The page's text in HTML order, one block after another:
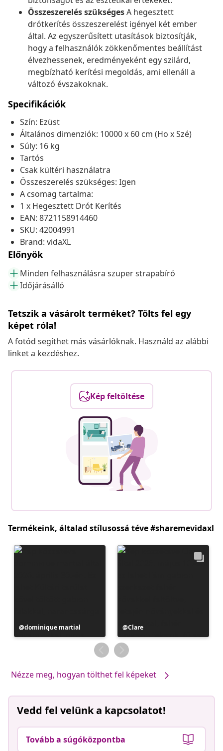
Összeszerelés szükségesA hegesztett
drótkerítés összeszerelést igényel két ember
által. Az egyszerűsített utasítások biztosítják,
hogy a felhasználók zökkenőmentes beállítást
élvezhessenek, eredményeként egy szilárd,
megbízható kerítési megoldás, ami ellenáll a
változó évszakoknak.
Specifikációk
Szín: Ezüst
Általános dimenziók: 10000 x 60 cm (Ho x Szé)
Súly: 16 kg
Tartós
Csak kültéri használatra
Összeszerelés szükséges: Igen
A csomag tartalma:
1 x Hegesztett Drót Kerítés
EAN: 8721158914460
SKU: 42004991
Brand: vidaXL
Előnyök
Minden felhasználásra szuper strapabíró
Időjárásálló
Tetszik a vásárolt terméket? Tölts fel egy
képet róla!
A fotód segíthet más vásárlóknak. Használd az alábbi
linket a kezdéshez.
Kép feltöltése
Termékeink, általad stílusossá téve #sharemevidaxl
Bejegyzés
közzétevője
dominique martial
Bejegyzés
közzétevője
Clare
Nézze meg, hogyan tölthet fel képeket
Vedd fel velünk a kapcsolatot!
Tovább a súgóközpontba